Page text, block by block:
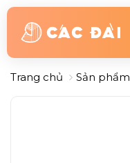
Trang chủ Sản phẩm